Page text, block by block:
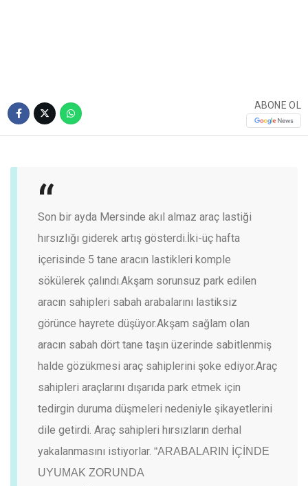
ABONE OL
Son bir ayda Mersinde akıl almaz araç lastiği
hırsızlığı giderek artış gösterdi.İki-üç hafta
içerisinde 5 tane aracın lastikleri komple
sökülerek çalındı.Akşam sorunsuz park edilen
aracın sahipleri sabah arabalarını lastiksiz
görünce hayrete düşüyor.Akşam sağlam olan
aracın sabah dört tane taşın üzerinde sabitlenmiş
halde gözükmesi araç sahiplerini şoke ediyor.Araç
sahipleri araçlarını dışarıda park etmek için
tedirgin duruma düşmeleri nedeniyle şikayetlerini
dile getirdi. Araç sahipleri hırsızların derhal
yakalanmasını istiyorlar. “ARABALARIN İÇİNDE
UYUMAK ZORUNDA